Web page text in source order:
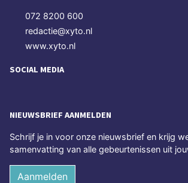
072 8200 600
redactie@xyto.nl
www.xyto.nl
SOCIAL MEDIA
NIEUWSBRIEF AANMELDEN
Schrijf je in voor onze nieuwsbrief en krijg
samenvatting van alle gebeurtenissen uit
Aanmelden